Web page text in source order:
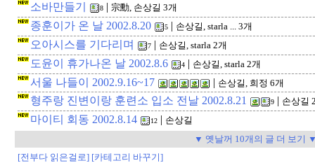
소바만들기 8 | 宗勳, 손상길 3개
종훈이가 온 날 2002.8.20 5 | 손상길, starla ... 3개
오아시스를 기다리며 7 | 손상길, starla 2개
도윤이 휴가나온 날 2002.8.6 4 | 손상길, starla 2개
서울 나들이 2002.9.16~17 | 손상길, 희정 6개
형주랑 진변이랑 훈련소 입소 전날 2002.8.21 9 | 손상길
마이티 회동 2002.8.14 12 | 손상길
▼ 옛날꺼 10개의 글 더 보기
[전부다 읽은걸로] [카테고리 바꾸기]